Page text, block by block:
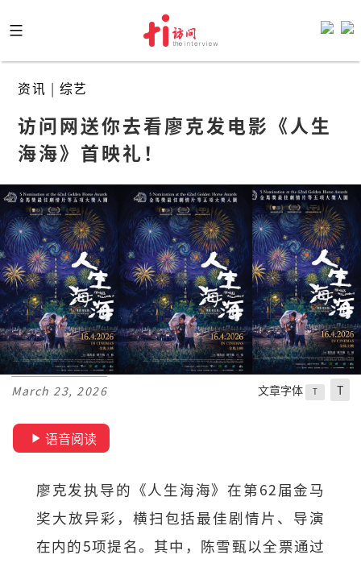
to
content
资讯 | 综艺
访问网送你去看廖克发电影《人生
海海》首映礼！
March 23, 2026 文章字体 T T
语音阅读
廖克发执导的《人生海海》在第62届金马
奖大放异彩，横扫包括最佳剧情片、导演
在内的5项提名。其中，陈雪甄以全票通过